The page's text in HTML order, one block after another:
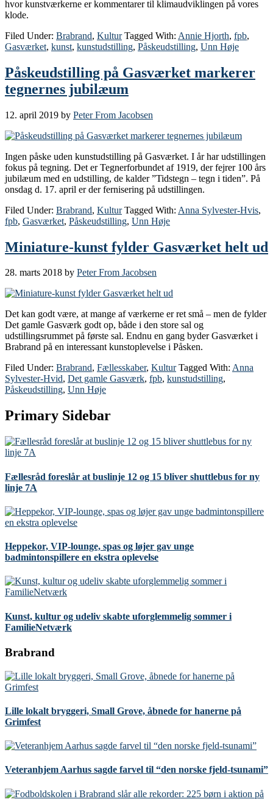
hvor kunstværkerne er kommentarer til klimaudviklingen på vores
klode.
Filed Under: Brabrand, Kultur Tagged With: Annie Hjorth, fpb,
Gasværket, kunst, kunstudstilling, Påskeudstilling, Unn Høje
Påskeudstilling på Gasværket markerer
tegnernes jubilæum
12. april 2019 by Peter From Jacobsen
Ingen påske uden kunstudstilling på Gasværket. I år har udstillingen
fokus på tegning. Det er Tegnerforbundet af 1919, der fejrer 100 års
jubilæum med en udstilling, de kalder ”Tidstegn – tegn i tiden”. På
onsdag d. 17. april er der fernisering på udstillingen.
Filed Under: Brabrand, Kultur Tagged With: Anna Sylvester-Hvis,
fpb, Gasværket, Påskeudstilling, Unn Høje
Miniature-kunst fylder Gasværket helt ud
28. marts 2018 by Peter From Jacobsen
Det kan godt være, at mange af værkerne er ret små – men de fylder
Det gamle Gasværk godt op, både i den store sal og
udstillingsrummet på første sal. Endnu en gang byder Gasværket i
Brabrand på en interessant kunstoplevelse i Påsken.
Filed Under: Brabrand, Fællesskaber, Kultur Tagged With: Anna
Sylvester-Hvid, Det gamle Gasværk, fpb, kunstudstilling,
Påskeudstilling, Unn Høje
Primary Sidebar
Fællesråd foreslår at buslinje 12 og 15 bliver shuttlebus for ny
linje 7A
Heppekor, VIP-lounge, spas og løjer gav unge
badmintonspillere en ekstra oplevelse
Kunst, kultur og udeliv skabte uforglemmelig sommer i
FamilieNetværk
Brabrand
Lille lokalt bryggeri, Small Grove, åbnede for hanerne på
Grimfest
Veteranhjem Aarhus sagde farvel til “den norske fjeld-tsunami”